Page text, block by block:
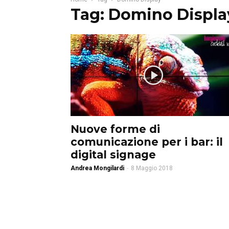
Tag: Domino
Nuove forme di
comunicazione per i bar: il
digital signage
Andrea Mongilardi - 8 Maggio 2018